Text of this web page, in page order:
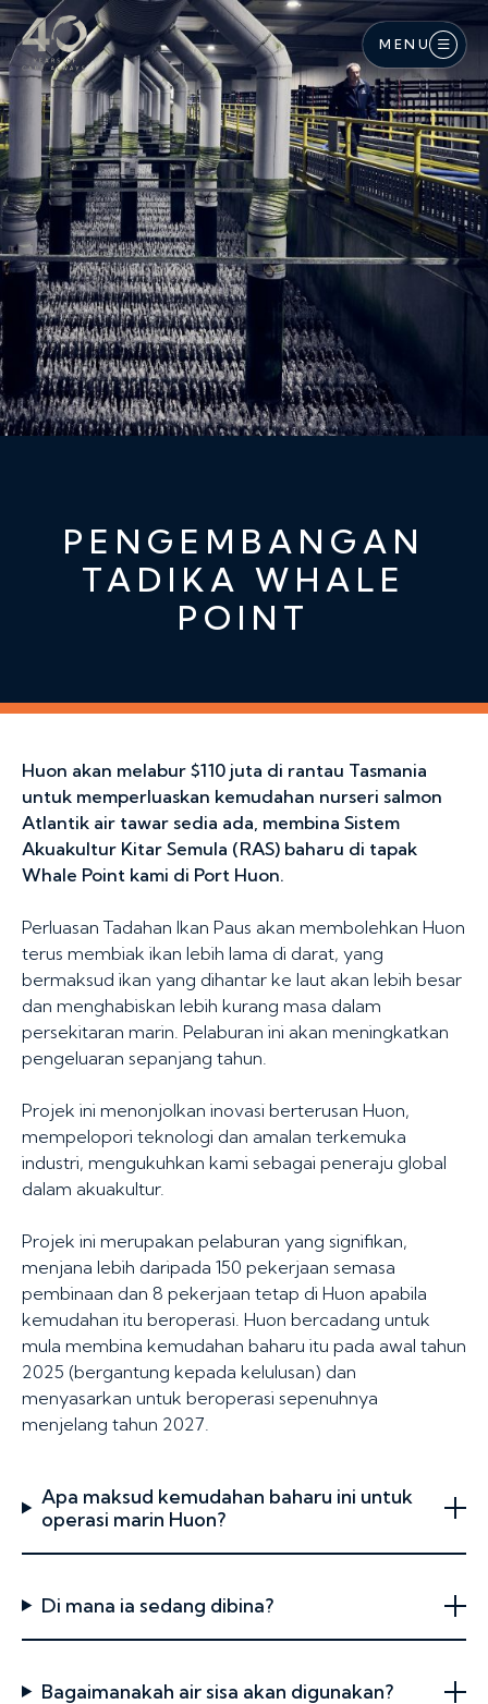
Langkau ke kandungan utama
MENU
PENGEMBANGAN
TADIKA WHALE
POINT
Huon akan melabur $110 juta di rantau Tasmania
untuk memperluaskan kemudahan nurseri salmon
Atlantik air tawar sedia ada, membina Sistem
Akuakultur Kitar Semula (RAS) baharu di tapak
Whale Point kami di Port Huon.
Perluasan Tadahan Ikan Paus akan membolehkan Huon
terus membiak ikan lebih lama di darat, yang
bermaksud ikan yang dihantar ke laut akan lebih besar
dan menghabiskan lebih kurang masa dalam
persekitaran marin. Pelaburan ini akan meningkatkan
pengeluaran sepanjang tahun.
Projek ini menonjolkan inovasi berterusan Huon,
mempelopori teknologi dan amalan terkemuka
industri, mengukuhkan kami sebagai peneraju global
dalam akuakultur.
Projek ini merupakan pelaburan yang signifikan,
menjana lebih daripada 150 pekerjaan semasa
pembinaan dan 8 pekerjaan tetap di Huon apabila
kemudahan itu beroperasi. Huon bercadang untuk
mula membina kemudahan baharu itu pada awal tahun
2025 (bergantung kepada kelulusan) dan
menyasarkan untuk beroperasi sepenuhnya
menjelang tahun 2027.
Apa maksud kemudahan baharu ini untuk
operasi marin Huon?
Di mana ia sedang dibina?
Bagaimanakah air sisa akan digunakan?